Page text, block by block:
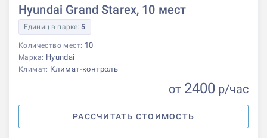
Hyundai Grand Starex, 10 мест
Единиц в парке: 5
Количество мест: 10
Марка: Hyundai
Климат: Климат-контроль
от 2400 р/час
РАССЧИТАТЬ СТОИМОСТЬ